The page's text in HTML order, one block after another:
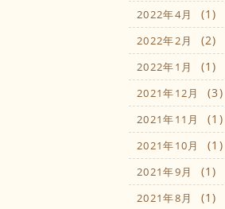
2022年4月 (1)
2022年2月 (2)
2022年1月 (1)
2021年12月 (3)
2021年11月 (1)
2021年10月 (1)
2021年9月 (1)
2021年8月 (1)